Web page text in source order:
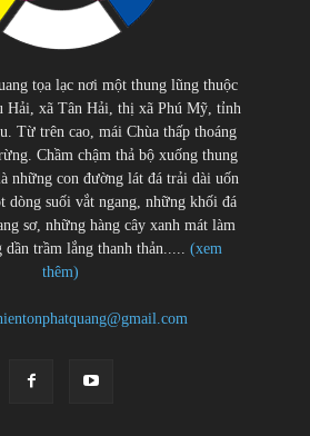
tọa lạc nơi một thung lũng thuộc
Hải, xã Tân Hải, thị xã Phú Mỹ, tỉnh
Từ trên cao, mái Chùa thấp thoáng
Chầm chậm thả bộ xuống thung
những con đường lát đá trải dài uốn
dòng suối vắt ngang, những khối đá
sơ, những hàng cây xanh mát làm
dần trầm lắng thanh thản.....(xem
thêm)